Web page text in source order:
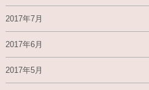
2017年7月
2017年6月
2017年5月